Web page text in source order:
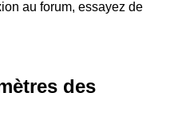
au forum, essayez de
des